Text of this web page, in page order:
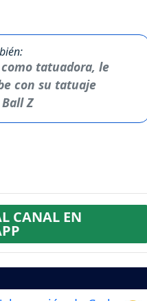
tatuadora, le
con su tatuaje
Z
CANAL EN